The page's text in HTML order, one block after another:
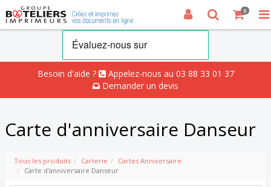
Besoin d'aide ?
Appelez-nous au 03 88 33 01 37
Demander un devis
0
Carte d'anniversaire Danseur
Tous les produits Carterie
Cartes Anniversaire
Carte d'anniversaire Danseur